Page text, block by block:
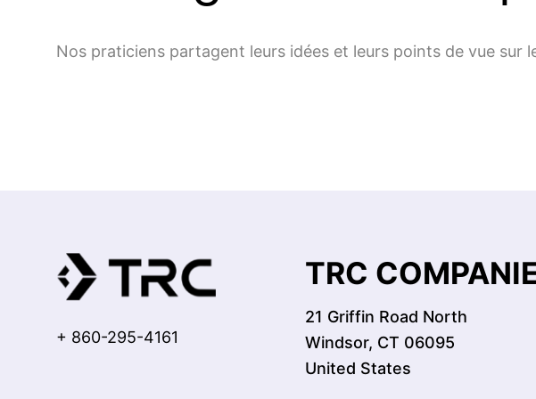
Nos praticiens partagent leurs idées et leurs points de vue sur
+ 860-295-4161
TRC
21 Griffin Road North
Windsor, CT 06095
United States